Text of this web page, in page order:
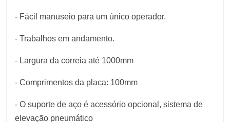
- Fácil manuseio para um único operador.
- Trabalhos em andamento.
- Largura da correia até 1000mm
- Comprimentos da placa: 100mm
- O suporte de aço é acessório opcional, sistema de
elevação pneumático